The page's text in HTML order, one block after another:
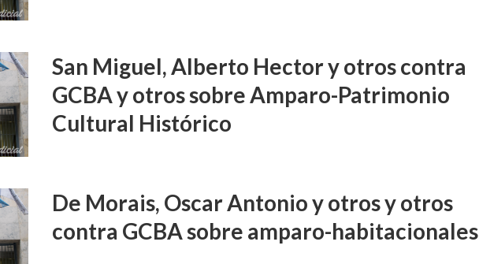
San Miguel, Alberto Hector y otros contra
GCBA y otros sobre Amparo-Patrimonio
Cultural Histórico
De Morais, Oscar Antonio y otros y otros
contra GCBA sobre amparo-habitacionales